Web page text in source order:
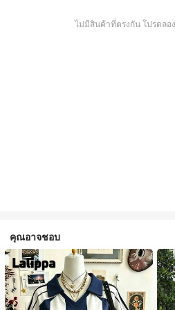
ไม่มีสินค้าที่ตรงกัน โปรดลอ
คุณอาจชอบ